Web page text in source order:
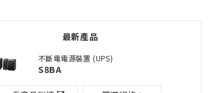
最新產品
不斷電電源裝置 (UPS)
S8BA
加入到現有BOM表
檔案夾/BOM表說明
選擇其他產品